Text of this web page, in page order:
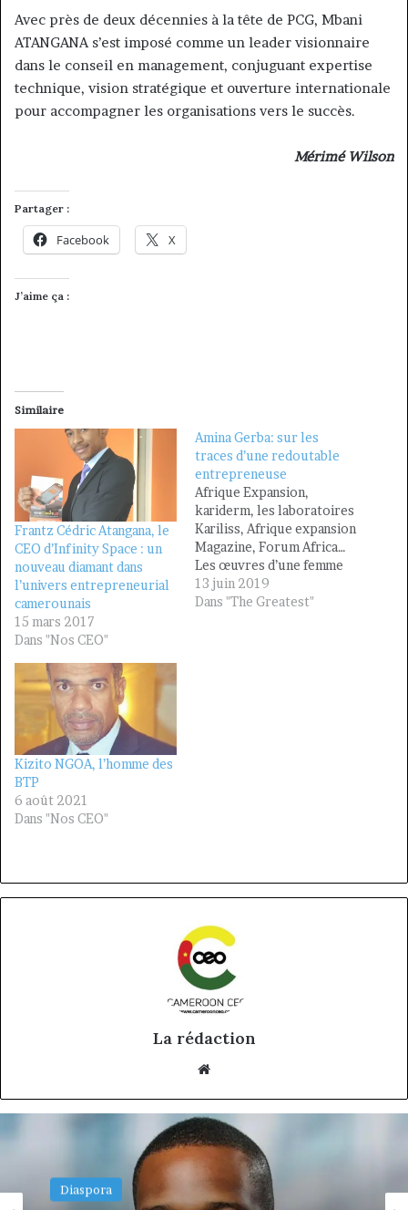
Avec près de deux décennies à la tête de PCG, Mbani
ATANGANA s’est imposé comme un leader visionnaire
dans le conseil en management, conjuguant expertise
technique, vision stratégique et ouverture internationale
pour accompagner les organisations vers le succès.
Mérimé Wilson
Partager :
Facebook X
J’aime ça :
Similaire
Frantz Cédric Atangana, le
CEO d’Infinity Space : un
nouveau diamant dans
l’univers entrepreneurial
camerounais
15 mars 2017
Dans "Nos CEO"
Amina Gerba: sur les
traces d’une redoutable
entrepreneuse
Afrique Expansion,
kariderm, les laboratoires
Kariliss, Afrique expansion
Magazine, Forum Africa…
Les œuvres d’une femme
ambitieuse, visionnaire et
pragmatique. Si d’aucuns
13 juin 2019
Dans "The Greatest"
Kizito NGOA, l’homme des
BTP
6 août 2021
Dans "Nos CEO"
La rédaction
Diaspora